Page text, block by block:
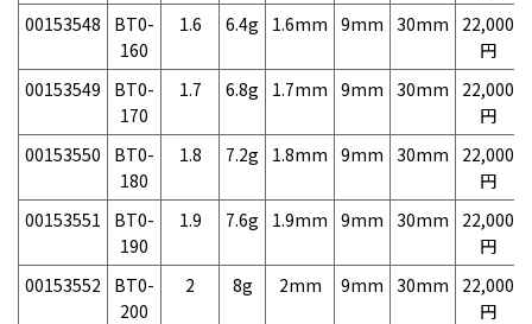
00153548
BT0-
160
1.6 6.4g 1.6mm 9mm 30mm
22,000
円
00153549
BT0-
170
1.7 6.8g 1.7mm 9mm 30mm
22,000
円
00153550
BT0-
180
1.8 7.2g 1.8mm 9mm 30mm
22,000
円
00153551
BT0-
190
1.9 7.6g 1.9mm 9mm 30mm
22,000
円
00153552
BT0-
200
2 8g 2mm 9mm 30mm
22,000
円